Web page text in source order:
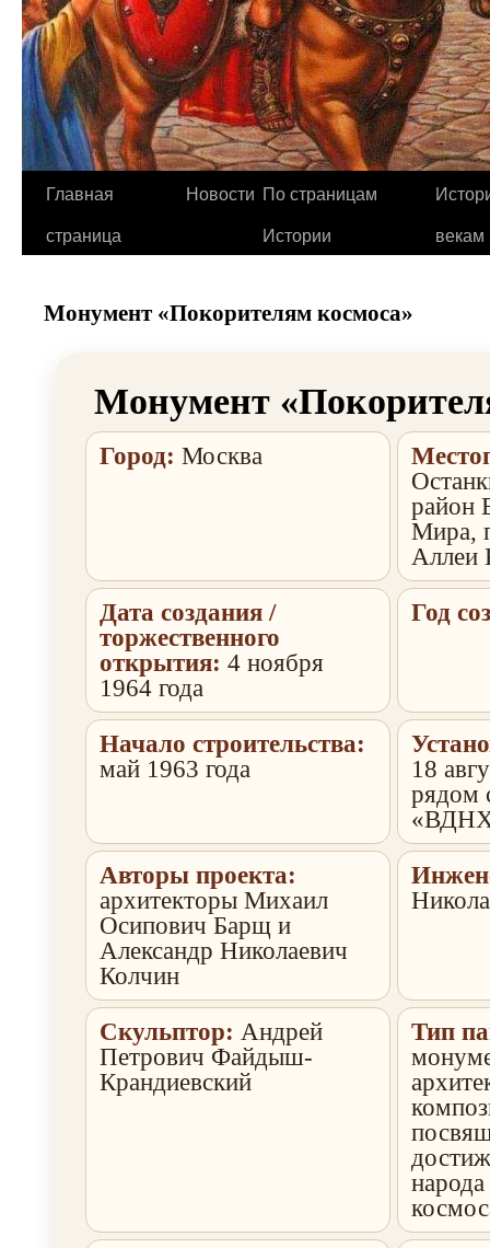
Главная
страница
Новости По страницам
Истории
векам
Монумент «Покорителям космоса»
Монумент
Город: Москва
район
Мира,
Аллеи
Дата создания /
торжественного
открытия: 4 ноября
1964 года
Год
Начало строительства:
май 1963 года
18
рядом
Авторы проекта:
архитекторы Михаил
Осипович Барщ и
Александр Николаевич
Колчин
Скульптор: Андрей
Петрович Файдыш-
Крандиевский
Тип